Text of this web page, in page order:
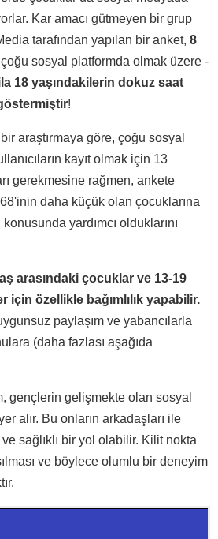
Kar amacı gütmeyen bir grup
tarafından yapılan bir anket, 8
sosyal platformda olmak üzere -
18 yaşındakilerin dokuz saat
!
araştırmaya göre, çoğu sosyal
kayıt olmak için 13
gerekmesine rağmen, ankete
daha küçük olan çocuklarına
yardımcı olduklarını
arasındaki çocuklar ve 13-19
için özellikle bağımlılık yapabilir.
paylaşım ve yabancılarla
(daha fazlası aşağıda
gençlerin gelişmekte olan sosyal
alır. Bu onların arkadaşları ile
sağlıklı bir yol olabilir. Kilit nokta
ve böylece olumlu bir deneyim